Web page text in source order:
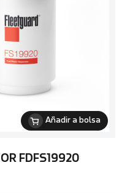
Añadir a bolsa
FDFS19920